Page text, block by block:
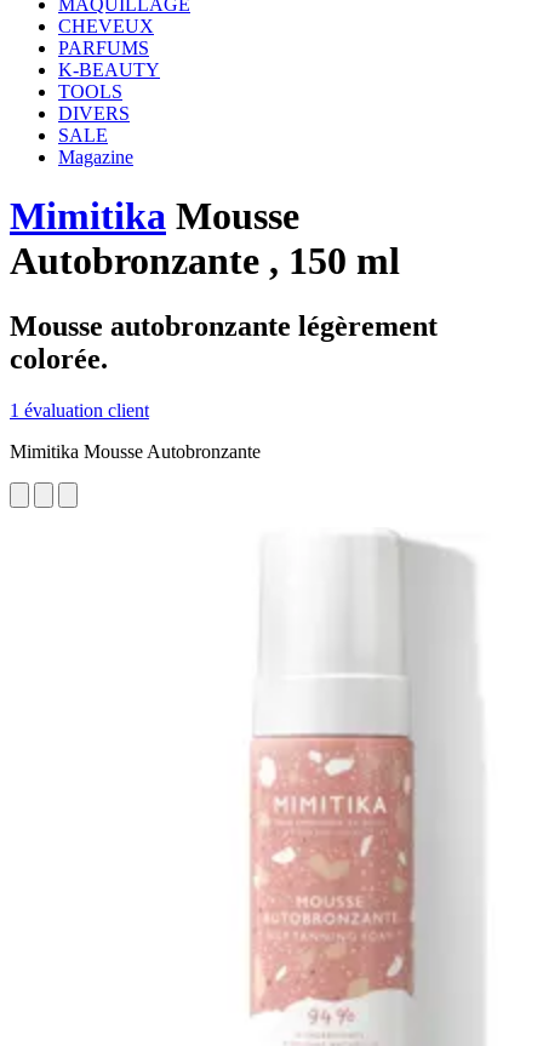
MAQUILLAGE
CHEVEUX
PARFUMS
K-BEAUTY
TOOLS
DIVERS
SALE
Magazine
Mimitika Mousse
Autobronzante , 150 ml
Mousse autobronzante légèrement
colorée.
1 évaluation client
Mimitika Mousse Autobronzante